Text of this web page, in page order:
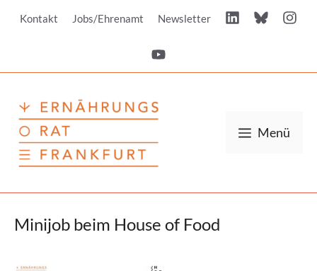
InhaltKontakt Jobs/Ehrenamt Newsletter
Menü
Minijob beim House of Food